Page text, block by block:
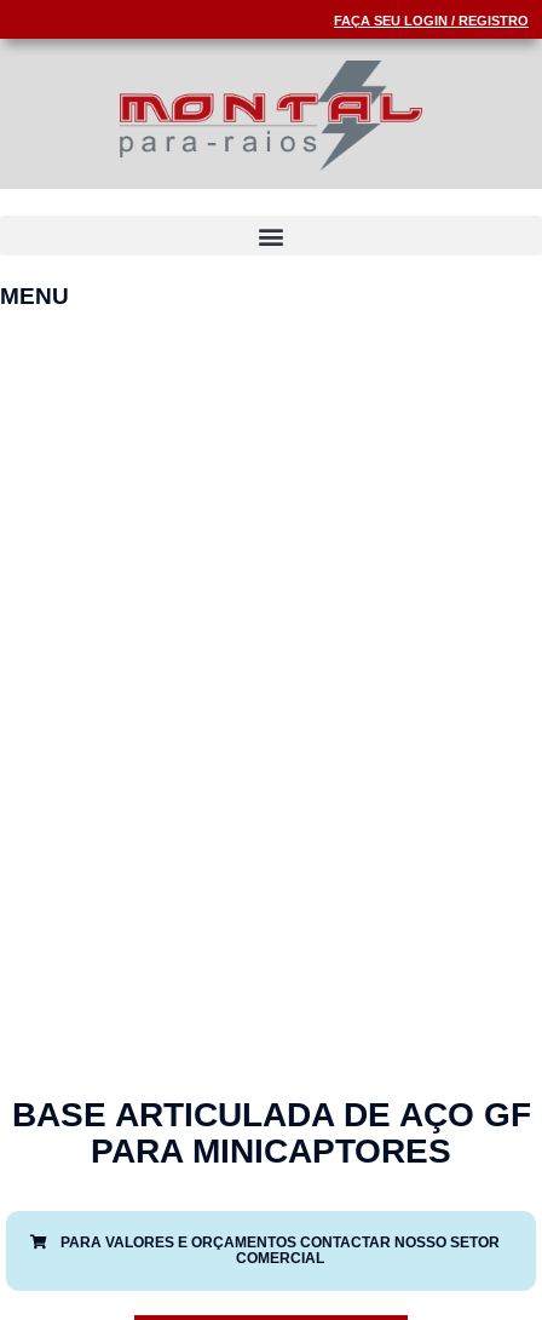
FAÇA SEU LOGIN / REGISTRO
MENU
BASE ARTICULADA DE AÇO GF
PARA MINICAPTORES
PARA VALORES E ORÇAMENTOS CONTACTAR NOSSO SETOR
COMERCIAL